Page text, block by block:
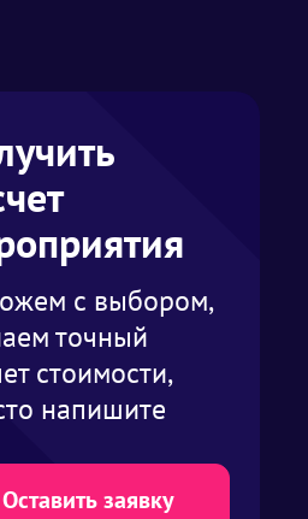
с выбором,
точный
стоимости,
напишите
Оставить заявку